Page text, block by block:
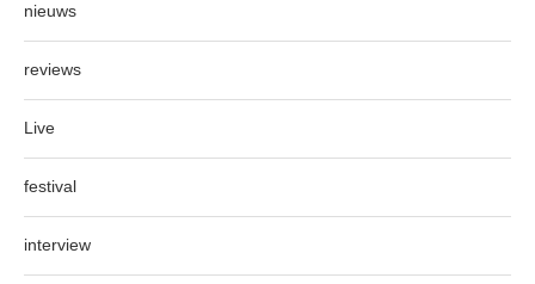
nieuws
reviews
Live
festival
interview